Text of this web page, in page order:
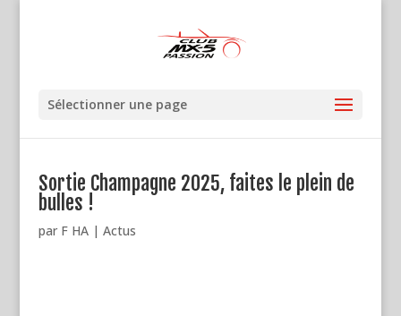
Sélectionner une page
Sortie Champagne 2025, faites le plein de
bulles !
par F HA| Actus